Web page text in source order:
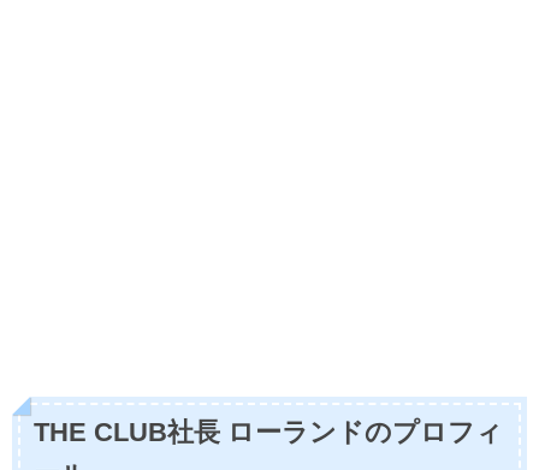
THE CLUB社長 ローランドのプロフィ